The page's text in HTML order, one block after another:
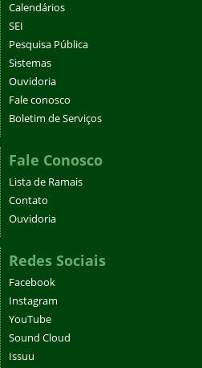
Calendários
SEI
Pesquisa Pública
Sistemas
Ouvidoria
Fale conosco
Boletim de Serviços
Fale Conosco
Lista de Ramais
Contato
Ouvidoria
Redes Sociais
Facebook
Instagram
YouTube
Sound Cloud
Issuu